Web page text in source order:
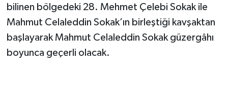
bilinen bölgedeki 28. Mehmet Çelebi Sokak ile
Mahmut Celaleddin Sokak’ın birleştiği kavşaktan
başlayarak Mahmut Celaleddin Sokak güzergâhı
boyunca geçerli olacak.